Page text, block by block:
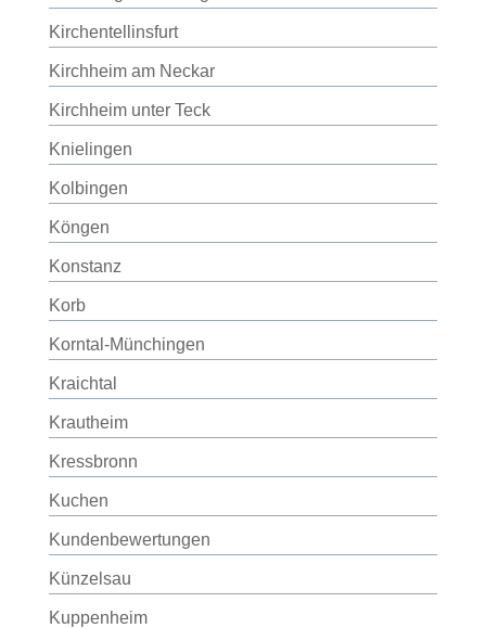
Kirchentellinsfurt
Kirchheim am Neckar
Kirchheim unter Teck
Knielingen
Kolbingen
Köngen
Konstanz
Korb
Korntal-Münchingen
Kraichtal
Krautheim
Kressbronn
Kuchen
Kundenbewertungen
Künzelsau
Kuppenheim